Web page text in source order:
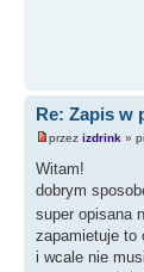
Re: Zapis w
przez izdrink »
Witam!
dobrym
super opisana
zapamietuje to
i wcale nie